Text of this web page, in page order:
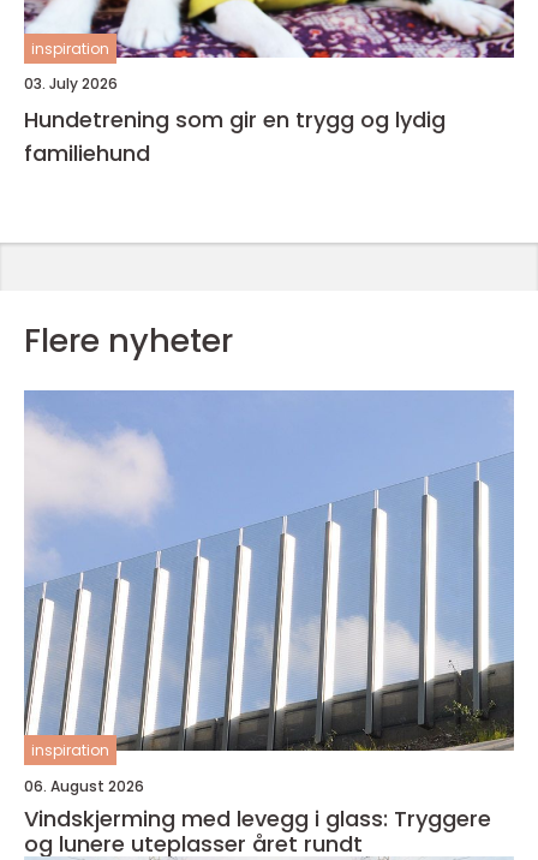
inspiration
03. July 2026
Hundetrening som gir en trygg og lydig
familiehund
Flere nyheter
inspiration
06. August 2026
Vindskjerming med levegg i glass: Tryggere
og lunere uteplasser året rundt